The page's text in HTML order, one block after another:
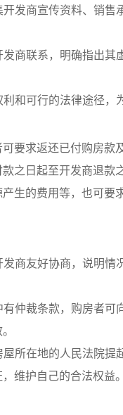
发商宣传资料、销
商联系，明确指出
和可行的法律途径，
要求返还已付购房
之日起至开发商退
生的费用等，也可
商友好协商，说明
仲裁条款，购房者
所在地的人民法院
维护自己的合法权益。